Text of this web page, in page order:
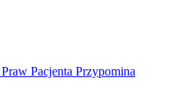
Pacjenta Przypomina